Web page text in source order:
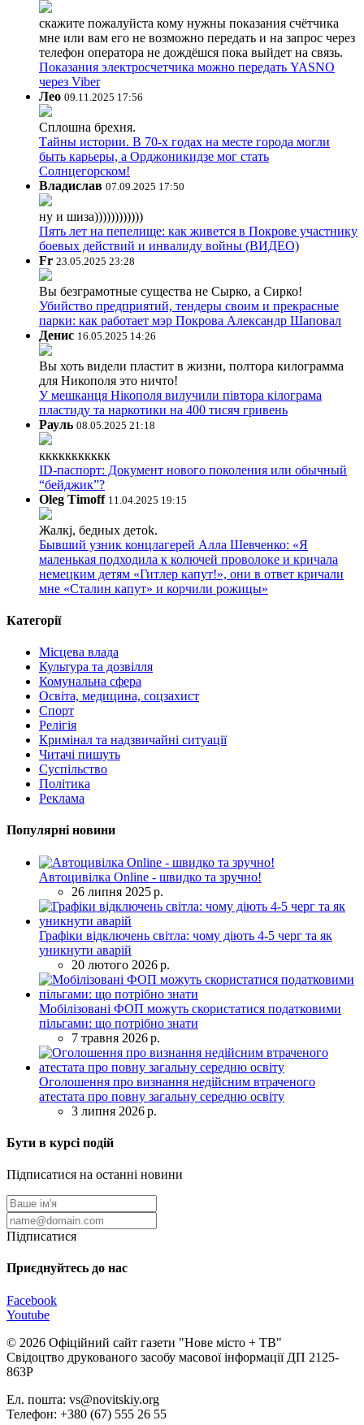
скажите пожалуйста кому нужны показания счётчика
мне или вам его не возможно передать и на запрос через
телефон оператора не дождёшся пока выйдет на связь.
Показания электросчетчика можно передать YASNO
через Viber
Лео 09.11.2025 17:56
Сплошна брехня.
Тайны истории. В 70-х годах на месте города могли
быть карьеры, а Орджоникидзе мог стать
Солнцегорском!
Владислав 07.09.2025 17:50
ну и шиза))))))))))))
Пять лет на пепелище: как живется в Покрове участнику
боевых действий и инвалиду войны (ВИДЕО)
Fr 23.05.2025 23:28
Вы безграмотные существа не Сырко, а Сирко!
Убийство предприятий, тендеры своим и прекрасные
парки: как работает мэр Покрова Александр Шаповал
Денис 16.05.2025 14:26
Вы хоть видели пластит в жизни, полтора килограмма
для Никополя это ничто!
У мешканця Нікополя вилучили півтора кілограма
пластиду та наркотики на 400 тисяч гривень
Рауль 08.05.2025 21:18
ккккккккккк
ID-паспорт: Документ нового поколения или обычный
“бейджик”?
Oleg Timoff 11.04.2025 19:15
Жалкj, бедных детok.
Бывший узник концлагерей Алла Шевченко: «Я
маленькая подходила к колючей проволоке и кричала
немецким детям «Гитлер капут!», они в ответ кричали
мне «Сталин капут» и корчили рожицы»
Категорії
Місцева влада
Культура та дозвілля
Комунальна сфера
Освіта, медицина, соцзахист
Спорт
Релігія
Кримінал та надзвичайні ситуації
Читачі пишуть
Суспільство
Політика
Реклама
Популярні новини
Автоцивілка Online - швидко та зручно!
26 липня 2025 р.
Графіки відключень світла: чому діють 4-5 черг та як
уникнути аварій
20 лютого 2026 р.
Мобілізовані ФОП можуть скористатися податковими
пільгами: що потрібно знати
7 травня 2026 р.
Оголошення про визнання недійсним втраченого
атестата про повну загальну середню освіту
3 липня 2026 р.
Бути в курсі подій
Підписатися на останні новини
Підписатися
Приєднуйтесь до нас
Facebook
Youtube
© 2026 Офіційний сайт газети "Нове мiсто + ТВ"
Свідоцтво друкованого засобу масової інформації ДП 2125-
863Р
Ел. пошта: vs@novitskiy.org
Телефон: +380 (67) 555 26 55